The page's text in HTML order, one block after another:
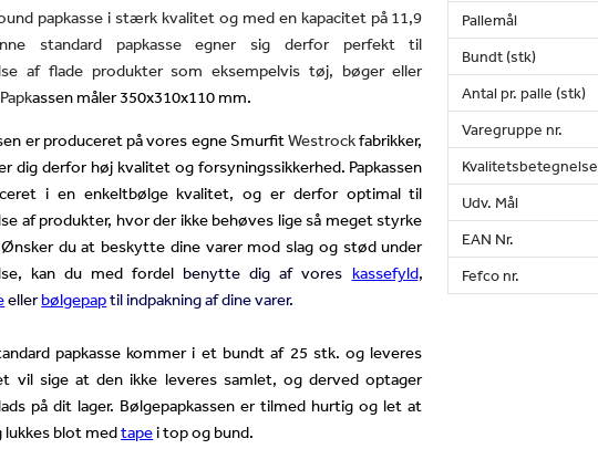
papkasse i stærk kvalitet og med en kapacitet på 11,9
standard papkasse egner sig derfor perfekt til
af flade produkter som eksempelvis tøj, bøger eller
assen måler 350x310x110 mm.
er produceret på vores egne SmurfitWestrockfabrikker,
dig derfor høj kvalitet og forsyningssikkerhed. Papkassen
i en enkeltbølge kvalitet, og er derfor optimal til
af produkter, hvor der ikke behøves lige så meget styrke
Ønsker du at beskytte dine varer mod slag og stød under
kan du med fordel benytte dig af vores kassefyld,
ellerbølgepaptil indpakning af dine varer.
papkasse kommer i et bundt af 25 stk. og leveres
vil sige at den ikke leveres samlet, og derved optager
på dit lager. Bølgepapkassen er tilmed hurtig og let at
lukkes blot medtapei top og bund.
Pallemål
Bundt (stk)
Antal pr. palle (stk)
Varegruppe nr.
Kvalitetsbetegnelse
Udv. Mål
EAN Nr.
Fefco nr.